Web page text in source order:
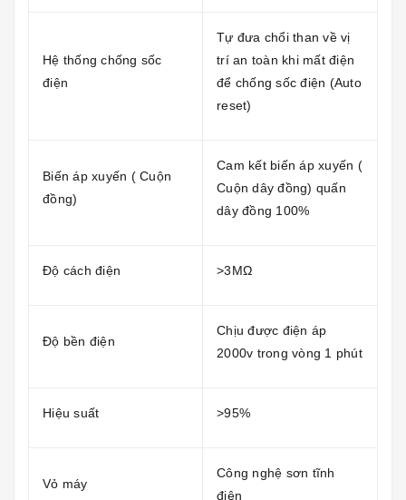
Hệ thống chống sốc
điện
Tự đưa chổi than về vị
trí an toàn khi mất điện
để chống sốc điện (Auto
reset)
Biến áp xuyến ( Cuộn
đồng)
Cam kết biến áp xuyến (
Cuộn dây đồng) quấn
dây đồng 100%
Độ cách điện >3MΩ
Độ bền điện
Chịu được điện áp
2000v trong vòng 1 phút
Hiệu suất >95%
Vỏ máy
Công nghệ sơn tĩnh
điện